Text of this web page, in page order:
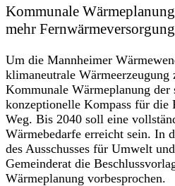
Kommunale
mehr
Um die Mannheimer
klimaneutrale Wärmeerzeugung
Kommunale Wärmeplanung der
konzeptionelle Kompass für die
Weg. Bis 2040 soll eine
Wärmebedarfe erreicht sein. In
des Ausschusses für Umwelt
Gemeinderat die
Wärmeplanung vorbesprochen.